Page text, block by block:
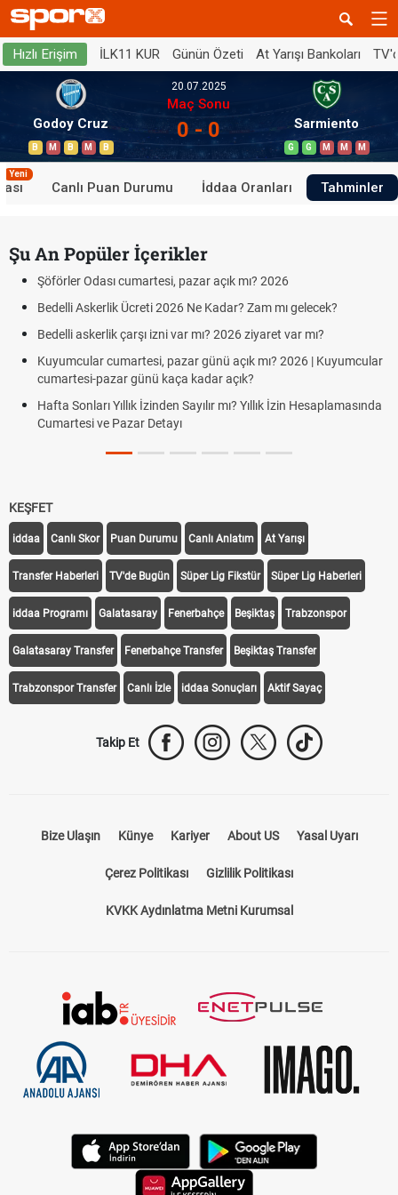
Hızlı Erişim İLK11 KUR Günün Özeti At Yarışı Bankoları
Godoy Cruz
B M B M B
20.07.2025
Maç Sonu
0 - 0 Sarmiento
G G M M M
Yeni
Canlı Puan Durumu İddaa Oranları Tahminler
Şu An Popüler İçerikler
Şöförler Odası cumartesi, pazar açık mı? 2026
Bedelli Askerlik Ücreti 2026 Ne Kadar? Zam mı gelecek?
Bedelli askerlik çarşı izni var mı? 2026 ziyaret var mı?
Kuyumcular cumartesi, pazar günü açık mı? 2026 | Kuyumcular
cumartesi-pazar günü kaça kadar açık?
Hafta Sonları Yıllık İzinden Sayılır mı? Yıllık İzin Hesaplamasında
Cumartesi ve Pazar Detayı
KEŞFET
iddaa Canlı Skor Puan Durumu Canlı Anlatım At Yarışı
Transfer Haberleri TV'de Bugün Süper Lig Fikstür Süper Lig Haberleri
iddaa Programı Galatasaray Fenerbahçe Beşiktaş Trabzonspor
Galatasaray Transfer Fenerbahçe Transfer Beşiktaş Transfer
Trabzonspor Transfer Canlı İzle iddaa Sonuçları Aktif Sayaç
Takip Et
Bize Ulaşın Künye Kariyer About US Yasal Uyarı
Çerez Politikası Gizlilik Politikası
KVKK Aydınlatma Metni Kurumsal